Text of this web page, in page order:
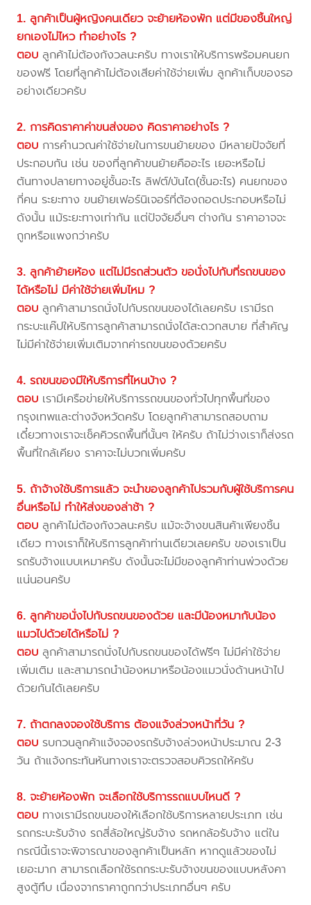
1. ลูกค้าเป็นผู้หญิงคนเดียว จะย้ายห้องพัก แต่มีของชิ้นใหญ่
ยกเองไม่ไหว ทำอย่างไร ?
ตอบ ลูกค้าไม่ต้องกังวลนะครับ ทางเราให้บริการพร้อมคนยก
ของฟรี โดยที่ลูกค้าไม่ต้องเสียค่าใช้จ่ายเพิ่ม ลูกค้าเก็บของรอ
อย่างเดียวครับ
2. การคิดราคาค่าขนส่งของ คิดราคาอย่างไร ?
ตอบ การคำนวณค่าใช้จ่ายในการขนย้ายของ มีหลายปัจจัยที่
ประกอบกัน เช่น ของที่ลูกค้าขนย้ายคืออะไร เยอะหรือไม่
ต้นทางปลายทางอยู่ชั้นอะไร ลิฟต์/บันได(ชั้นอะไร) คนยกของ
กี่คน ระยะทาง ขนย้ายเฟอร์นิเจอร์ที่ต้องถอดประกอบหรือไม่
ดังนั้น แม้ระยะทางเท่ากัน แต่ปัจจัยอื่นๆ ต่างกัน ราคาอาจจะ
ถูกหรือแพงกว่าครับ
3. ลูกค้าย้ายห้อง แต่ไม่มีรถส่วนตัว ขอนั่งไปกับที่รถขนของ
ได้หรือไม่ มีค่าใช้จ่ายเพิ่มไหม ?
ตอบ ลูกค้าสามารถนั่งไปกับรถขนของได้เลยครับ เรามีรถ
กระบะแค๊ปให้บริการลูกค้าสามารถนั่งได้สะดวกสบาย ที่สำคัญ
ไม่มีค่าใช้จ่ายเพิ่มเติมจากค่ารถขนของด้วยครับ
4. รถขนของมีให้บริการที่ไหนบ้าง ?
ตอบ เรามีเครือข่ายให้บริการรถขนของทั่วไปทุกพื้นที่ของ
กรุงเทพและต่างจังหวัดครับ โดยลูกค้าสามารถสอบถาม
เดี๋ยวทางเราจะเช็คคิวรถพื้นที่นั้นๆ ให้ครับ ถ้าไม่ว่างเราก็ส่งรถ
พื้นที่ใกล้เคียง ราคาจะไม่บวกเพิ่มครับ
5. ถ้าจ้างใช้บริการแล้ว จะนำของลูกค้าไปรวมกับผู้ใช้บริการคน
อื่นหรือไม่ ทำให้ส่งของล่าช้า ?
ตอบ ลูกค้าไม่ต้องกังวลนะครับ แม้จะจ้างขนสินค้าเพียงชิ้น
เดียว ทางเราก็ให้บริการลูกค้าท่านเดียวเลยครับ ของเราเป็น
รถรับจ้างแบบเหมาครับ ดังนั้นจะไม่มีของลูกค้าท่านพ่วงด้วย
แน่นอนครับ
6. ลูกค้าขอนั่งไปกับรถขนของด้วย และมีน้องหมากับน้อง
แมวไปด้วยได้หรือไม่ ?
ตอบ ลูกค้าสามารถนั่งไปกับรถขนของได้ฟรีๆ ไม่มีค่าใช้จ่าย
เพิ่มเติม และสามารถนำน้องหมาหรือน้องแมวนั่งด้านหน้าไป
ด้วยกันได้เลยครับ
7. ถ้าตกลงจองใช้บริการ ต้องแจ้งล่วงหน้ากี่วัน ?
ตอบ รบกวนลูกค้าแจ้งจองรถรับจ้างล่วงหน้าประมาณ 2-3
วัน ถ้าแจ้งกระทันหันทางเราจะตรวจสอบคิวรถให้ครับ
8. จะย้ายห้องพัก จะเลือกใช้บริการรถแบบไหนดี ?
ตอบ ทางเรามีรถขนของให้เลือกใช้บริการหลายประเภท เช่น
รถกระบะรับจ้าง รถสี่ล้อใหญ่รับจ้าง รถหกล้อรับจ้าง แต่ใน
กรณีนี้เราจะพิจารณาของลูกค้าเป็นหลัก หากดูแล้วของไม่
เยอะมาก สามารถเลือกใช้รถกระบะรับจ้างขนของแบบหลังคา
สูงตู้ทึบ เนื่องจากราคาถูกกว่าประเภทอื่นๆ ครับ